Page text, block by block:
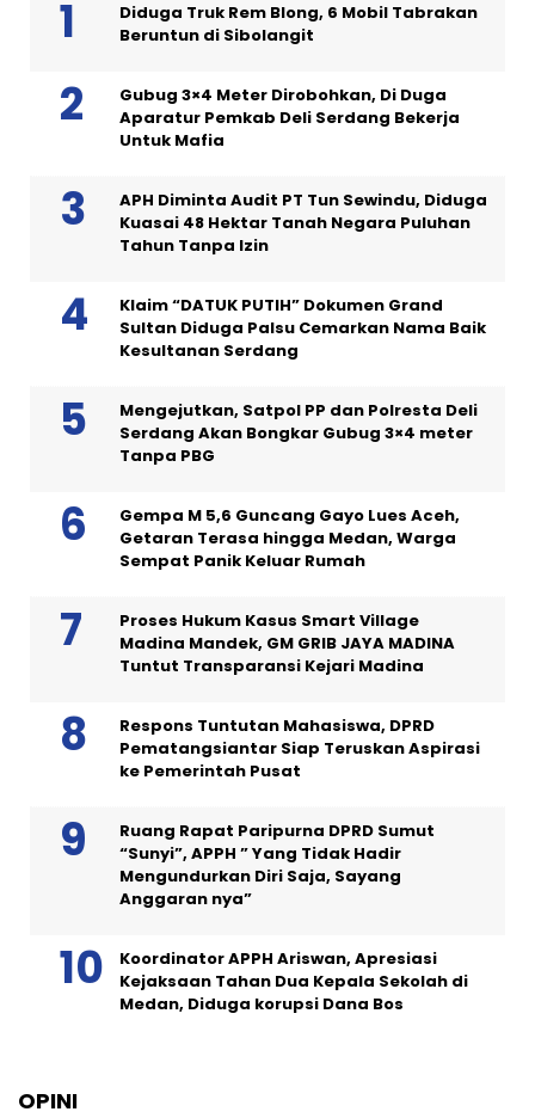
Diduga Truk Rem Blong, 6 Mobil Tabrakan
Beruntun di Sibolangit
Gubug 3×4 Meter Dirobohkan, Di Duga
Aparatur Pemkab Deli Serdang Bekerja
Untuk Mafia
APH Diminta Audit PT Tun Sewindu, Diduga
Kuasai 48 Hektar Tanah Negara Puluhan
Tahun Tanpa Izin
Klaim “DATUK PUTIH” Dokumen Grand
Sultan Diduga Palsu Cemarkan Nama Baik
Kesultanan Serdang
Mengejutkan, Satpol PP dan Polresta Deli
Serdang Akan Bongkar Gubug 3×4 meter
Tanpa PBG
Gempa M 5,6 Guncang Gayo Lues Aceh,
Getaran Terasa hingga Medan, Warga
Sempat Panik Keluar Rumah
Proses Hukum Kasus Smart Village
Madina Mandek, GM GRIB JAYA MADINA
Tuntut Transparansi Kejari Madina
Respons Tuntutan Mahasiswa, DPRD
Pematangsiantar Siap Teruskan Aspirasi
ke Pemerintah Pusat
Ruang Rapat Paripurna DPRD Sumut
“Sunyi”, APPH ” Yang Tidak Hadir
Mengundurkan Diri Saja, Sayang
Anggaran nya”
Koordinator APPH Ariswan, Apresiasi
Kejaksaan Tahan Dua Kepala Sekolah di
Medan, Diduga korupsi Dana Bos
OPINI